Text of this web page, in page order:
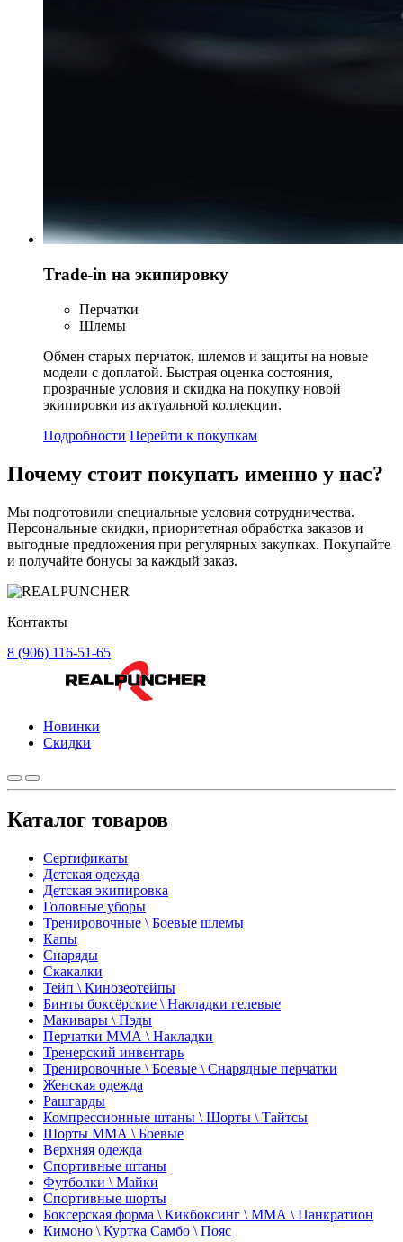
Trade-in на экипировку
Перчатки
Шлемы
Обмен старых перчаток, шлемов и защиты на новые
модели с доплатой. Быстрая оценка состояния,
прозрачные условия и скидка на покупку новой
экипировки из актуальной коллекции.
Подробности Перейти к покупкам
Почему стоит покупать именно у нас?
Мы подготовили специальные условия сотрудничества.
Персональные скидки, приоритетная обработка заказов и
выгодные предложения при регулярных закупках. Покупайте
и получайте бонусы за каждый заказ.
Контакты
8 (906) 116-51-65
Новинки
Скидки
Каталог товаров
Сертификаты
Детская одежда
Детская экипировка
Головные уборы
Тренировочные \ Боевые шлемы
Капы
Снаряды
Скакалки
Тейп \ Кинозеотейпы
Бинты боксёрские \ Накладки гелевые
Макивары \ Пэды
Перчатки ММА \ Накладки
Тренерский инвентарь
Тренировочные \ Боевые \ Снарядные перчатки
Женская одежда
Рашгарды
Компрессионные штаны \ Шорты \ Тайтсы
Шорты ММА \ Боевые
Верхняя одежда
Спортивные штаны
Футболки \ Майки
Спортивные шорты
Боксерская форма \ Кикбоксинг \ ММА \ Панкратион
Кимоно \ Куртка Самбо \ Пояс